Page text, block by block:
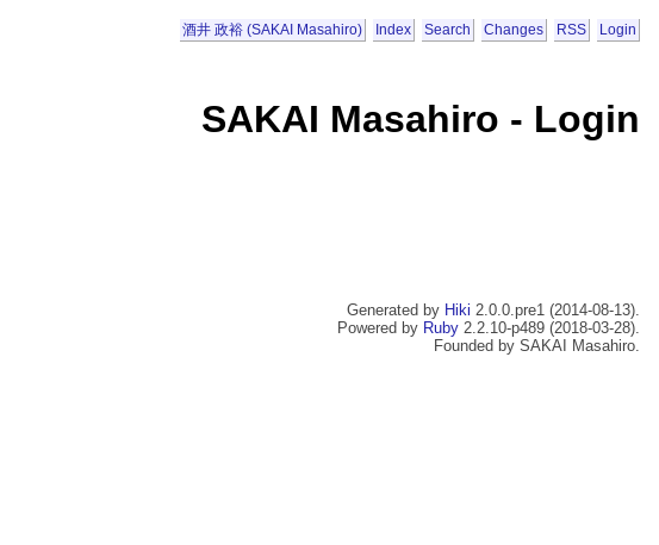
酒井 政裕 (SAKAI Masahiro) Index Search Changes RSS Login
SAKAI Masahiro - Login
Generated by Hiki 2.0.0.pre1 (2014-08-13).
Powered by Ruby 2.2.10-p489 (2018-03-28).
Founded by SAKAI Masahiro.